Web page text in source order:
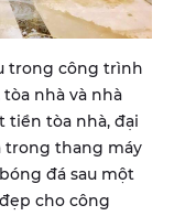
trong công trình
nhà và nhà
tiền tòa nhà, đại
trong thang máy
đá sau một
cho công